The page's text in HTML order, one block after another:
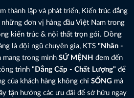
thành lập và phát triển, Kiến trúc đẳng
đơn vị hàng đầu Việt Nam trong
kiến trúc & nội thất trọn gói. Đồng
là đội ngũ chuyên gia, KTS "Nhân -
trong mình SỨ MỆNH đem đến
trình "Đẳng Cấp - Chất Lượng"để
của khách hàng không chỉ SỐNG mà
tận hưởng các ưu đãi để sở hữu ngay